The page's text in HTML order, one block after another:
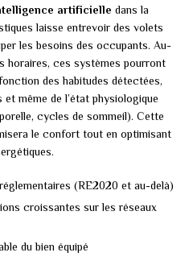
artificielle dans la
laisse entrevoir des volets
les besoins des occupants. Au-
horaires, ces systèmes pourront
des habitudes détectées,
même de l’état physiologique
cycles de sommeil). Cette
le confort tout en optimisant
(RE2020 et au-delà)
croissantes sur les réseaux
du bien équipé